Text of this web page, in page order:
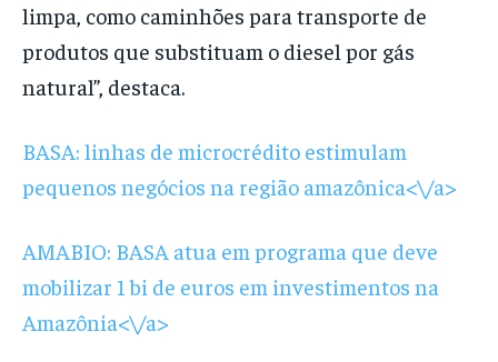
limpa, como caminhões para transporte de
produtos que substituam o diesel por gás
natural”, destaca.
BASA: linhas de microcrédito estimulam
pequenos negócios na região amazônica<\/a>
AMABIO: BASA atua em programa que deve
mobilizar 1 bi de euros em investimentos na
Amazônia<\/a>